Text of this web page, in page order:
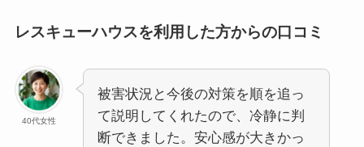
レスキューハウスを利用した方からの口コミ
40代女性
被害状況と今後の対策を順を追っ
て説明してくれたので、冷静に判
断できました。安心感が大きかっ